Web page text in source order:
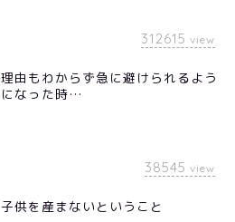
312615 view
理由もわからず急に避けられるよう
になった時…
38545 view
子供を産まないということ